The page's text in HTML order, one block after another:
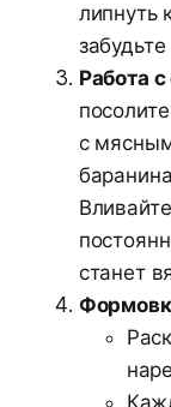
липнуть
Работа
с
станет